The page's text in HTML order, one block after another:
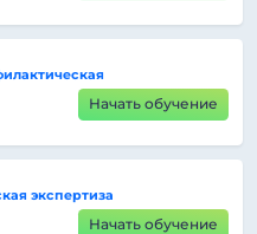
Начать обучение
экспертиза
Начать обучение